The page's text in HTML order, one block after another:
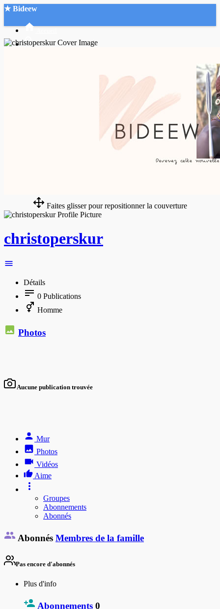
★ Bideew
Faites glisser pour repositionner la couverture
christoperskur
Détails
0 Publications
Homme
Photos
Aucune publication trouvée
Mur
Photos
Vidéos
Aime
Groupes
Abonnements
Abonnés
Abonnés Membres de la famille
Pas encore d'abonnés
Plus d'info
Abonnements 0